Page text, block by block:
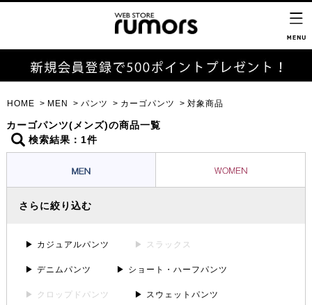
HOME MEN パンツ カーゴパンツ 対象商品
カーゴパンツ(メンズ)の商品一覧
検索結果：1件
さらに絞り込む
▶ カジュアルパンツ ▶ スラックス
▶ デニムパンツ ▶ ショート・ハーフパンツ
▶ クロップドパンツ ▶ スウェットパンツ